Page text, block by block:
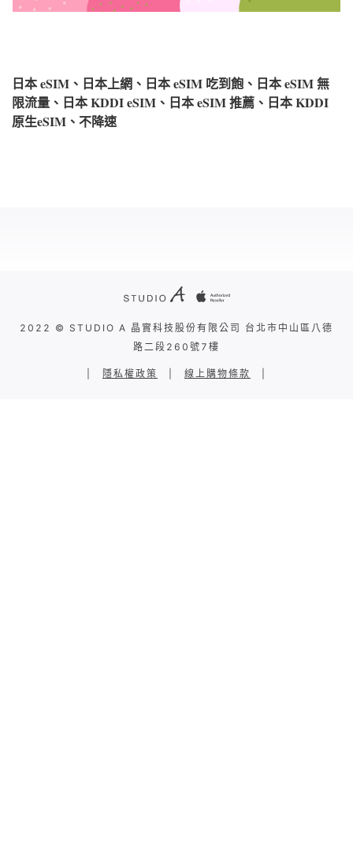
日本 eSIM、日本上網、日本 eSIM 吃到飽、日本 eSIM 無
限流量、日本 KDDI eSIM、日本 eSIM 推薦、日本 KDDI
原生eSIM、不降速
2022 © STUDIO A 晶實科技股份有限公司 台北市中山區八德
路二段260號7樓
隱私權政策 線上購物條款